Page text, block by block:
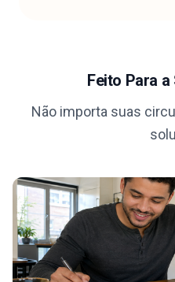
Feito Para a
Não importa suas